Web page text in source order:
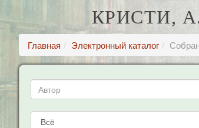
КРИСТИ,
Главная Электронный каталог